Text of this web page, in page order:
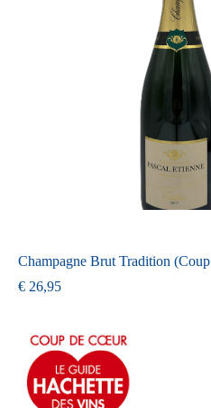
Champagne Brut Tradition
€ 26,95